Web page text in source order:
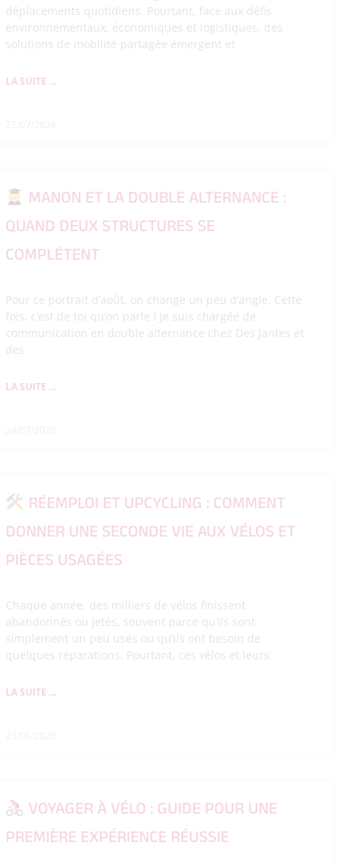
déplacements quotidiens. Pourtant, face aux défis
environnementaux, économiques et logistiques, des
solutions de mobilité partagée émergent et
LA SUITE ...
MANON ET LA DOUBLE ALTERNANCE :
QUAND DEUX STRUCTURES SE
COMPLÉTENT
Pour ce portrait d’août, on change un peu d’angle. Cette
fois, c’est de toi qu’on parle ! Je suis chargée de
communication en double alternance chez Des Jantes et
des
LA SUITE ...
RÉEMPLOI ET UPCYCLING : COMMENT
DONNER UNE SECONDE VIE AUX VÉLOS ET
PIÈCES USAGÉES
Chaque année, des milliers de vélos finissent
abandonnés ou jetés, souvent parce qu’ils sont
simplement un peu usés ou qu’ils ont besoin de
quelques réparations. Pourtant, ces vélos et leurs
LA SUITE ...
VOYAGER À VÉLO : GUIDE POUR UNE
PREMIÈRE EXPÉRIENCE RÉUSSIE